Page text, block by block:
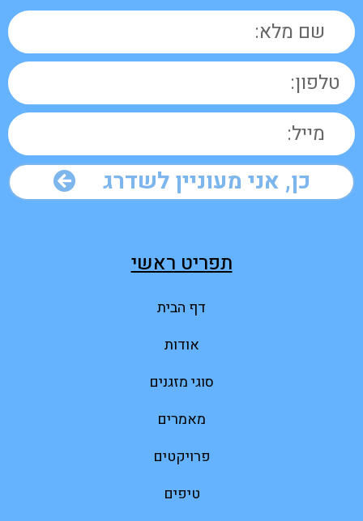
כן, אני מעוניין לשדרג
תפריט ראשי
דף הבית
אודות
סוגי מזגנים
מאמרים
פרויקטים
טיפים